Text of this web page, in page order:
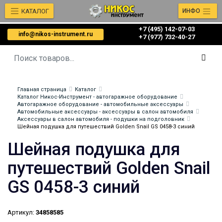
info@nikos-instrument.ru
+7 (495) 142-07-03
‎‎+7 (977) 732-40-27
КАТАЛОГ ИНФО
Главная страница
Каталог
Каталог Никос-Инструмент - автогаражное оборудование
Автогаражное оборудование - автомобильные аксессуары
Автомобильные аксессуары - аксессуары в салон автомобиля
Аксессуары в салон автомобиля - подушки на подголовник
Шейная подушка для путешествий Golden Snail GS 0458-3 синий
Шейная подушка для
путешествий Golden Snail
GS 0458-3 синий
Артикул: 34858585